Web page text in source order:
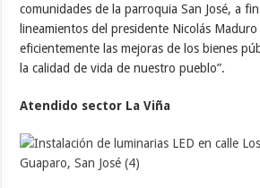
comunidades de la parroquia San José, a
lineamientos del presidente Nicolás
eficientemente las mejoras de los bienes
la calidad de vida de nuestro pueblo”.
Atendido sector La Viña